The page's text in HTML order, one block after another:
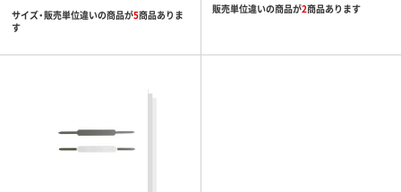
サイズ・販売単位違いの商品が5商品ありま
す
販売単位違いの商品が2商品あります